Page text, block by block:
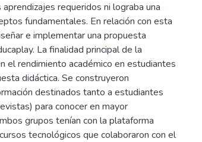
requeridos ni lograba una
fundamentales. En relación con esta
e implementar una propuesta
La finalidad principal de la
el rendimiento académico en estudiantes
didáctica. Se construyeron
destinados tanto a estudiantes
para conocer en mayor
grupos tenían con la plataforma
tecnológicos que colaboraron con el